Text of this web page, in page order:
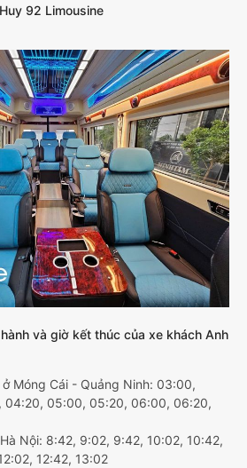
92 Limousine
và giờ kết thúc của xe khách Anh
Móng Cái - Quảng Ninh: 03:00,
04:20, 05:00, 05:20, 06:00, 06:20,
Nội: 8:42, 9:02, 9:42, 10:02, 10:42,
12:42, 13:02